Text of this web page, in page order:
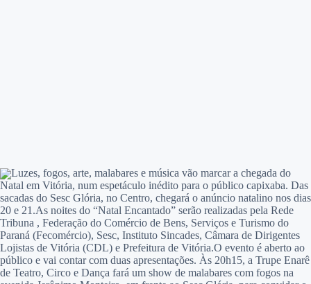
Luzes, fogos, arte, malabares e música vão marcar a chegada do
Natal em Vitória, num espetáculo inédito para o público capixaba. Das
sacadas do Sesc Glória, no Centro, chegará o anúncio natalino nos dias
20 e 21.As noites do “Natal Encantado” serão realizadas pela Rede
Tribuna , Federação do Comércio de Bens, Serviços e Turismo do
Paraná (Fecomércio), Sesc, Instituto Sincades, Câmara de Dirigentes
Lojistas de Vitória (CDL) e Prefeitura de Vitória.O evento é aberto ao
público e vai contar com duas apresentações. Às 20h15, a Trupe Enarê
de Teatro, Circo e Dança fará um show de malabares com fogos na